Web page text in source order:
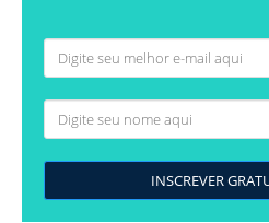
INSCREVER